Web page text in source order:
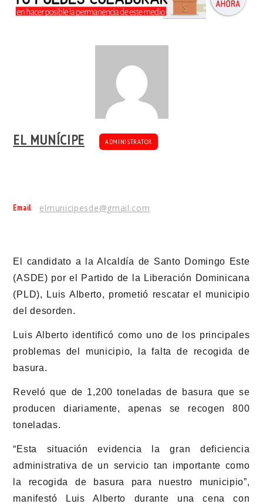
EL MUNÍCIPE ADMINISTRATOR
Email elmunicipesde@gmail.com
El candidato a la Alcaldía de Santo Domingo Este
(ASDE) por el Partido de la Liberación Dominicana
(PLD), Luis Alberto, prometió rescatar el municipio
del desorden.
Luis Alberto identificó como uno de los principales
problemas del municipio, la falta de recogida de
basura.
Reveló que de 1,200 toneladas de basura que se
producen diariamente, apenas se recogen 800
toneladas.
“Esta situación evidencia la gran deficiencia
administrativa de un servicio tan importante como
la recogida de basura para nuestro municipio”,
manifestó Luis Alberto durante una cena con